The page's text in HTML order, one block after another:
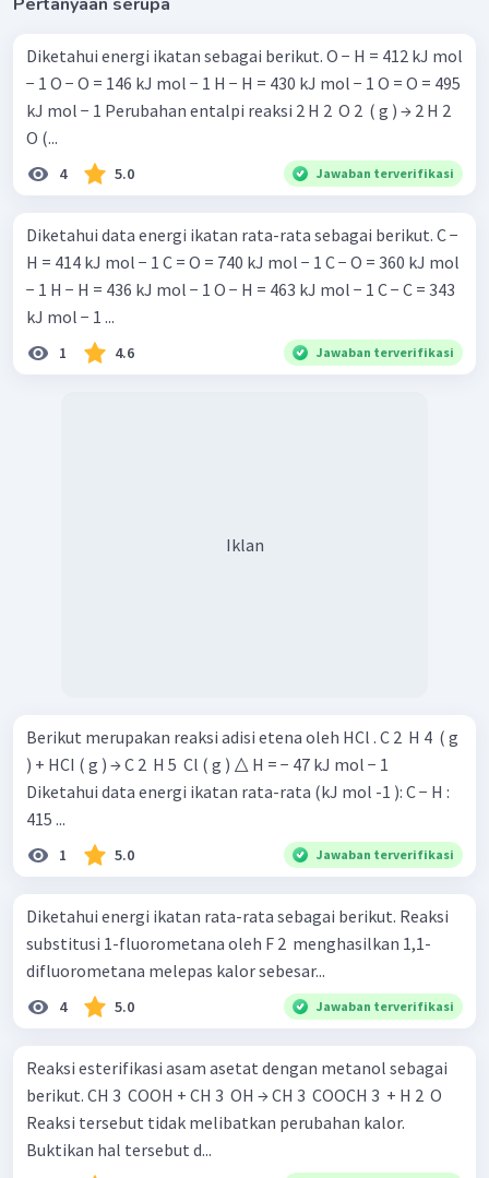
Diketahui energi ikatan sebagai berikut. O − H = 412 kJ mol
− 1 O − O = 146 kJ mol − 1 H − H = 430 kJ mol − 1 O = O = 495
kJ mol − 1 Perubahan entalpi reaksi 2 H 2 ​ O 2 ​ ( g ) → 2 H 2 ​
O (...
4 5.0 Jawaban terverifikasi
Diketahui data energi ikatan rata-rata sebagai berikut. C −
H = 414 kJ mol − 1 C = O = 740 kJ mol − 1 C − O = 360 kJ mol
− 1 H − H = 436 kJ mol − 1 O − H = 463 kJ mol − 1 C − C = 343
kJ mol − 1 ​...
1 4.6 Jawaban terverifikasi
Iklan
Berikut merupakan reaksi adisi etena oleh HCl . C 2 ​ H 4 ​ ( g
) + HCI ( g ) → C 2 ​ H 5 ​ Cl ( g ) △ H = − 47 kJ mol − 1
Diketahui data energi ikatan rata-rata (kJ mol -1 ): C − H :
415 ...
1 5.0 Jawaban terverifikasi
Diketahui energi ikatan rata-rata sebagai berikut. Reaksi
substitusi 1-fluorometana oleh F 2 ​ menghasilkan 1,1-
difluorometana melepas kalor sebesar...
4 5.0 Jawaban terverifikasi
Reaksi esterifikasi asam asetat dengan metanol sebagai
berikut. CH 3 ​ COOH + CH 3 ​ OH → CH 3 ​ COOCH 3 ​ + H 2 ​ O
Reaksi tersebut tidak melibatkan perubahan kalor.
Buktikan hal tersebut d...